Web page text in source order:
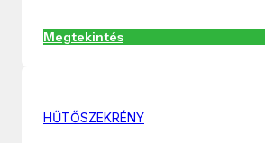
Megtekintés
HŰTŐSZEKRÉNY